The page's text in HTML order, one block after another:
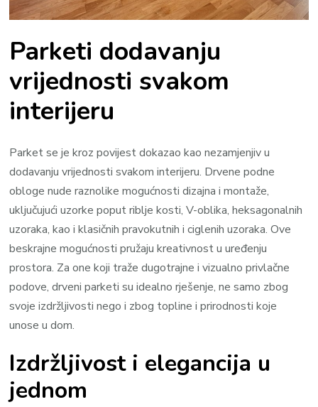
Parketi dodavanju
vrijednosti svakom
interijeru
Parket se je kroz povijest dokazao kao nezamjenjiv u
dodavanju vrijednosti svakom interijeru. Drvene podne
obloge nude raznolike mogućnosti dizajna i montaže,
uključujući uzorke poput riblje kosti, V-oblika, heksagonalnih
uzoraka, kao i klasičnih pravokutnih i ciglenih uzoraka. Ove
beskrajne mogućnosti pružaju kreativnost u uređenju
prostora. Za one koji traže dugotrajne i vizualno privlačne
podove, drveni parketi su idealno rješenje, ne samo zbog
svoje izdržljivosti nego i zbog topline i prirodnosti koje
unose u dom.
Izdržljivost i elegancija u
jednom